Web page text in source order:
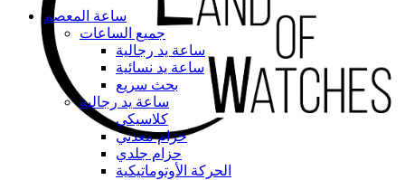
ساعة المعصم
جميع الساعات
ساعة يد رجالية
ساعة يد نسائية
بحث سريع
ساعة يد رجالية
كلاسيكي
حزام معدني
حزام جلدي
الحركة الأوتوماتيكية